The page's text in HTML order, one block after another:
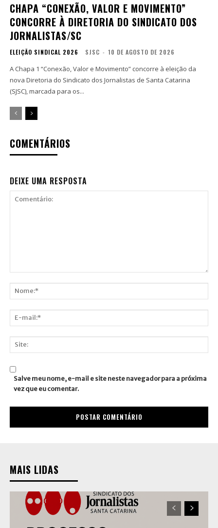
CHAPA “CONEXÃO, VALOR E MOVIMENTO”
CONCORRE À DIRETORIA DO SINDICATO DOS
JORNALISTAS/SC
ELEIÇÃO SINDICAL 2026 SJSC - 10 DE AGOSTO DE 2026
A Chapa 1 “Conexão, Valor e Movimento” concorre à eleição da
nova Diretoria do Sindicato dos Jornalistas de Santa Catarina
(SJSC), marcada para os...
COMENTÁRIOS
DEIXE UMA RESPOSTA
mail:*
Salve meu nome, e-mail e site neste navegador para a próxima
vez que eu comentar.
MAIS LIDAS